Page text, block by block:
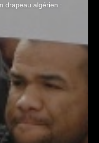
drapeau algérien :